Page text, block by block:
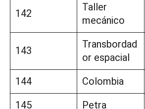
142
Taller
mecánico
143
Transbordad
or espacial
144 Colombia
145
Petra